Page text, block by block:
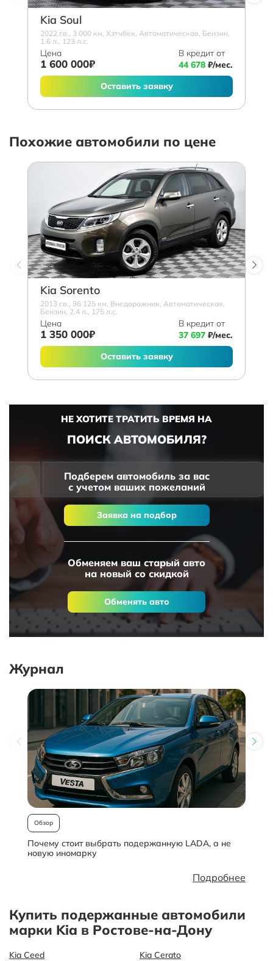
Kia Soul
2022 г.в., 3 000 км, Хэтчбек, Автоматическая, Бензин,
1.6 л., 123 л.с.
Цена
1 600 000₽
В кредит от
44 678 ₽/мес.
Оставить заявку
Похожие автомобили по цене
Kia Sorento
2013 г.в., 96 125 км, Внедорожник, Автоматическая,
Бензин, 2.4 л., 175 л.с.
Цена
1 350 000₽
В кредит от
37 697 ₽/мес.
Оставить заявку
НЕ ХОТИТЕ ТРАТИТЬ ВРЕМЯ НА
ПОИСК АВТОМОБИЛЯ?
Подберем автомобиль за вас
с учетом ваших пожеланий
Заявка на подбор
Обменяем ваш старый авто
на новый со скидкой
Обменять авто
Журнал
Обзор
Почему стоит выбрать подержанную LADA, а не
новую иномарку
Подробнее
Купить подержанные автомобили
марки Kia в Ростове-на-Дону
Kia Ceed
Kia Cerato